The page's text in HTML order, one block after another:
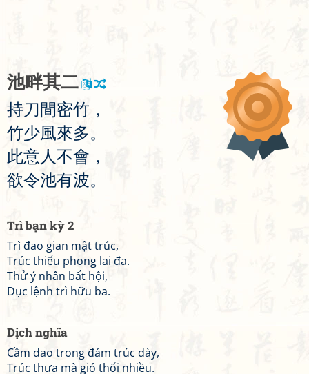
池畔其二
持刀 間密竹 ，
竹少風來多。
此意 人不會 ，
欲令池有波。
Trì bạn kỳ 2
Trì đao gian mật trúc,
Trúc thiểu phong lai đa.
Thử ý nhân bất hội,
Dục lệnh trì hữu ba.
Dịch nghĩa
Cầm dao trong đám trúc dày,
Trúc thưa mà gió thổi nhiều.